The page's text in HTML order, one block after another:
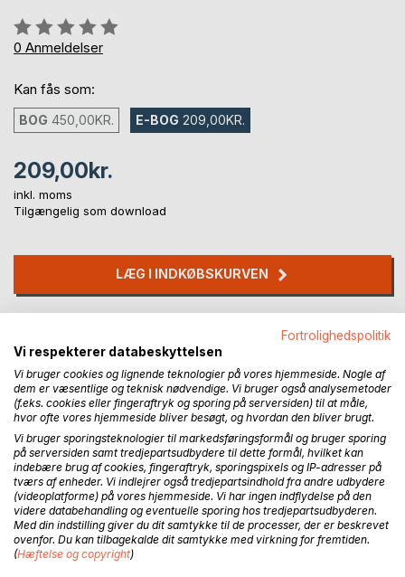
Anmeldelse::
0%
0 Anmeldelser
Kan fås som:
BOG 450,00KR. E-BOG 209,00KR.
209,00kr.
inkl. moms
Tilgængelig som download
LÆG I INDKØBSKURVEN
Anmeld titel
BESKRIVELSE
Winning team matches can raise a tennis club's profile on
the national scene. Obviously, the better the team's
Fortrolighedspolitik
Vi respekterer databeskyttelsen
Vi bruger cookies og lignende teknologier på vores hjemmeside. Nogle af
dem er væsentlige og teknisk nødvendige. Vi bruger også analysemetoder
(f.eks. cookies eller fingeraftryk og sporing på serversiden) til at måle,
hvor ofte vores hjemmeside bliver besøgt, og hvordan den bliver brugt.
Vi bruger sporingsteknologier til markedsføringsformål og bruger sporing
på serversiden samt tredjepartsudbydere til dette formål, hvilket kan
indebære brug af cookies, fingeraftryk, sporingspixels og IP-adresser på
tværs af enheder. Vi indlejrer også tredjepartsindhold fra andre udbydere
(videoplatforme) på vores hjemmeside. Vi har ingen indflydelse på den
videre databehandling og eventuelle sporing hos tredjepartsudbyderen.
Med din indstilling giver du dit samtykke til de processer, der er beskrevet
ovenfor. Du kan tilbagekalde dit samtykke med virkning for fremtiden.
(Hæftelse og copyright)